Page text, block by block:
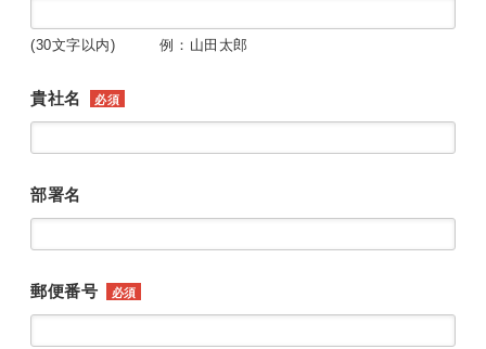
(30文字以内) 例：山田太郎
貴社名 必須
部署名
郵便番号 必須